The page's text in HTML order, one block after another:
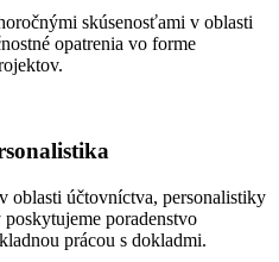
skúsenosťami v oblasti
opatrenia vo forme
oblasti účtovníctva, personalistiky
poradenstvo
prácou s dokladmi.